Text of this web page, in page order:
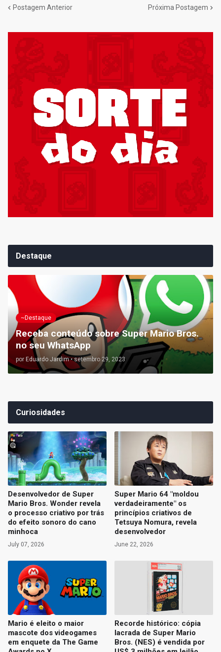
Postagem Anterior Próxima Postagem
Destaque
~Destaque
Receba conteúdo sobre Super Mario Bros.
no seu WhatsApp
por Eduardo Jardim • setembro 29, 2023
Curiosidades
Desenvolvedor de Super
Mario Bros. Wonder revela
o processo criativo por trás
do efeito sonoro do cano
minhoca
July 07, 2026
Super Mario 64 "moldou
verdadeiramente" os
princípios criativos de
Tetsuya Nomura, revela
desenvolvedor
June 22, 2026
Mario é eleito o maior
mascote dos videogames
em enquete da The Game
Recorde histórico: cópia
lacrada de Super Mario
Bros. (NES) é vendida por